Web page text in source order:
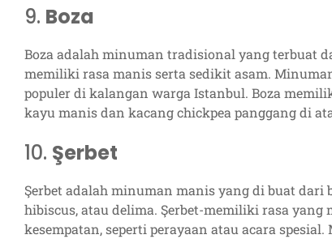
9. Boza
Boza adalah minuman tradisional yang terbuat
memiliki rasa manis serta sedikit asam.
populer di kalangan warga Istanbul. Boza
kayu manis dan kacang chickpea panggang di
10. Şerbet
Şerbet adalah minuman manis yang di buat dari
hibiscus, atau delima. Şerbet-memiliki rasa
kesempatan, seperti perayaan atau acara